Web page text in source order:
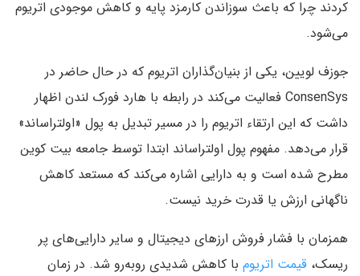
کردند چرا که باعث سوزاندن کارمزد پایه و کاهش موجودی اتریوم
می‌شود.
جوزف لویین، یکی از بنیان‌گذاران اتریوم که در حال حاضر در
ConsenSys فعالیت می‌کند در رابطه با هارد فورک لندن اظهار
داشت که این ارتقاء اتریوم را در مسیر تبدیل به پول «اولتراساند»
قرار می‌دهد. مفهوم پول اولتراساند ابتدا توسط جامعه بیت کوین
مطرح شده است و به دارایی اشاره می‌کند که مستعد کاهش
ناگهانی ارزش یا قدرت خرید نیست.
همزمان با فشار فروش ارزهای دیجیتال و سایر دارایی‌های پر
ریسک، قیمت اتریوم با کاهش شدیدی روبه‌رو شد. در زمان